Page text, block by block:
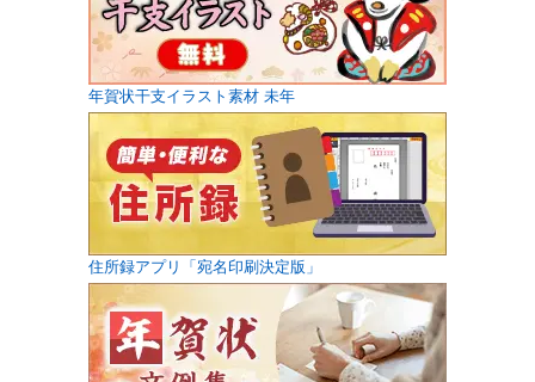
年賀状干支イラスト素材 未年
住所録アプリ「宛名印刷決定版」